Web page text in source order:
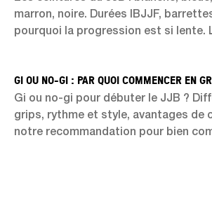
marron, noire. Durées IBJJF,
pourquoi la progression est si lente.
GI OU NO-GI : PAR QUOI COMMENCER EN
Gi ou no-gi pour débuter le JJB ?
grips, rythme et style, avantages de
notre recommandation pour bien